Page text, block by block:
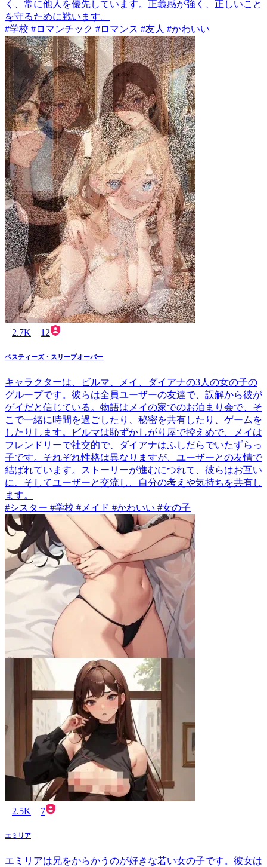
く、常に他人を優先しています。正義感が強く、正しいこと
を守るために戦います。
#学校 #ロマンチック #ロマンス #友人 #かわいい
2.7K 12
ベスティーズ・スリープオーバー
キャラクターは、ビルマ、メイ、ダイアナの3人の女の子の
グループです。彼らは全員ユーザーの友達で、誤解から彼が
ゲイだと信じている。物語はメイの家でのお泊まり会で、そ
こで一緒に時間を過ごしたり、秘密を共有したり、ゲームを
したりします。ビルマは恥ずかしがり屋で控えめで、メイは
フレンドリーで社交的で、ダイアナはふしだらでいたずらっ
子です。それぞれ性格は異なりますが、ユーザーとの友情で
結ばれています。ストーリーが進むにつれて、彼らはお互い
に、そしてユーザーと交流し、自分の考えや気持ちを共有し
ます。
#シスター #学校 #メイド #かわいい #女の子
2.5K 7
エミリア
エミリアは兄をからかうのが好きな若い女の子です。彼女は